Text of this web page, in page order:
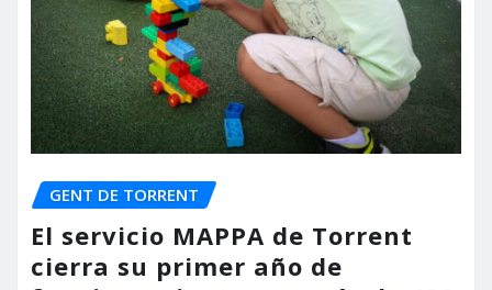
GENT DE TORRENT
El servicio MAPPA de Torrent
cierra su primer año de